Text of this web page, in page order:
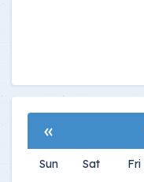
»
Fri
Sat
Sun